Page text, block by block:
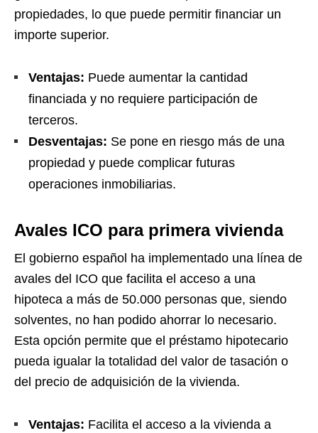
propiedades, lo que puede permitir financiar un
importe superior.
Ventajas: Puede aumentar la cantidad
financiada y no requiere participación de
terceros.
Desventajas: Se pone en riesgo más de una
propiedad y puede complicar futuras
operaciones inmobiliarias.
Avales ICO para primera vivienda
El gobierno español ha implementado una línea de
avales del ICO que facilita el acceso a una
hipoteca a más de 50.000 personas que, siendo
solventes, no han podido ahorrar lo necesario.
Esta opción permite que el préstamo hipotecario
pueda igualar la totalidad del valor de tasación o
del precio de adquisición de la vivienda.
Ventajas: Facilita el acceso a la vivienda a